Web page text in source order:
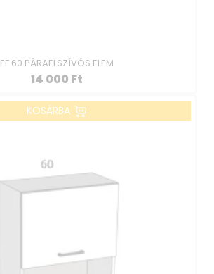
EF 60 PÁRAELSZÍVÓS ELEM
14 000 Ft
KOSÁRBA